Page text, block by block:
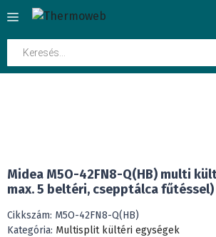
Kilépés
tartalomba
Products
search
Menü
Midea M5O-42FN8-Q(HB) multi
max. 5 beltéri, csepptálca fűtéssel)
Cikkszám: M5O-42FN8-Q(HB)
Kategória: Multisplit kültéri egységek